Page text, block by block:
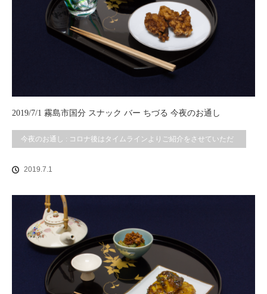
2019/7/1 霧島市国分 スナック バー ちづる 今夜のお通し
今夜のお通し : コロナ後はタイムラインよりご紹介をさせていただ
2019.7.1